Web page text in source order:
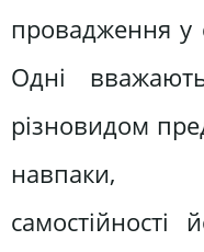
провадження у
Одні
різновидом
навпаки,